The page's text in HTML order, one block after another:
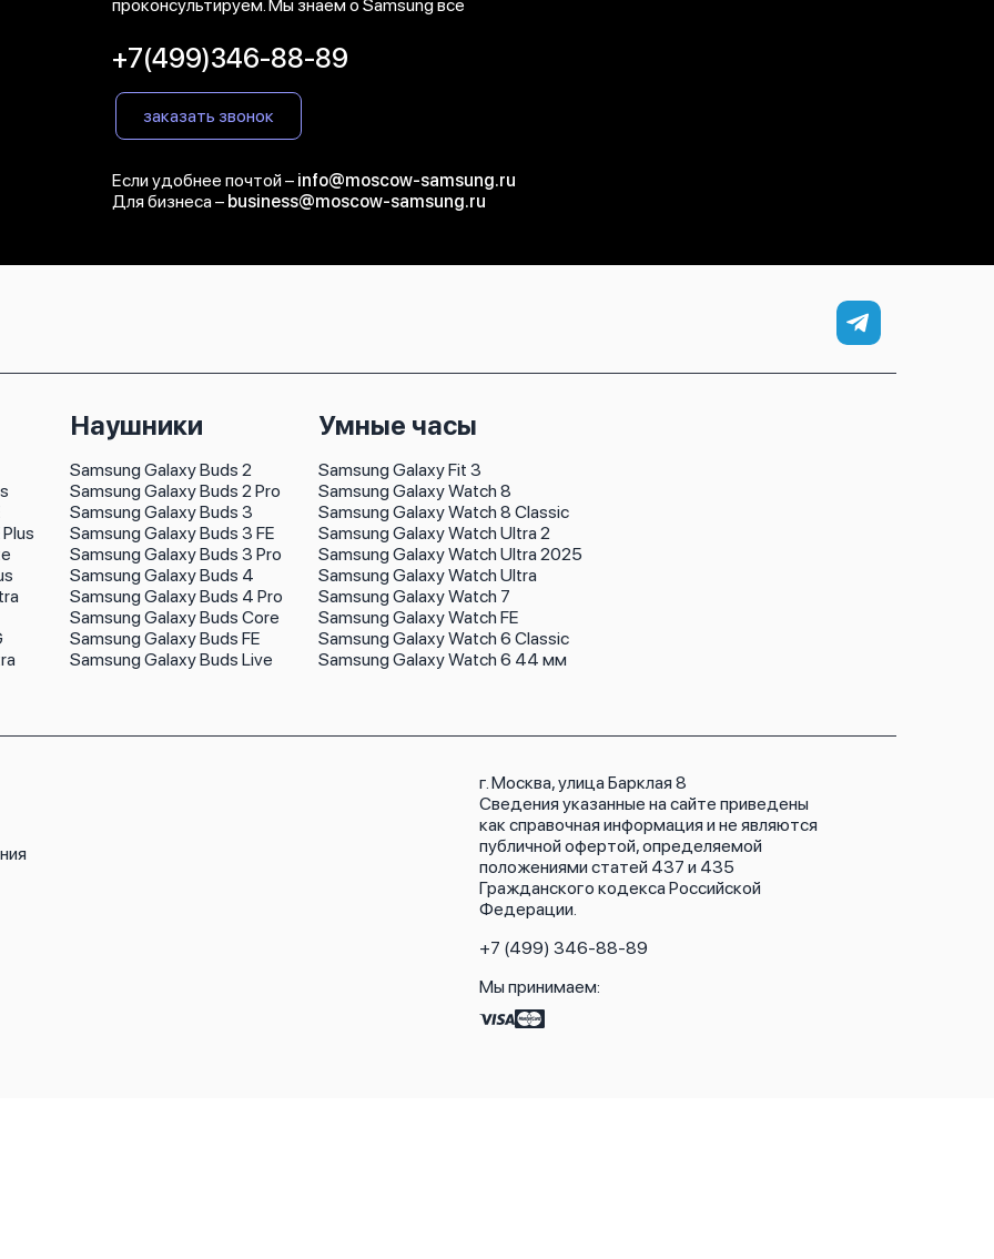
проконсультируем. Мы знаем о Samsung все
+7(499)346-88-89
заказать звонок
Если удобнее почтой – info@moscow-samsung.ru
Для бизнеса – business@moscow-samsung.ru
Наушники
Samsung Galaxy Buds 2
Samsung Galaxy Buds 2 Pro
Samsung Galaxy Buds 3
Samsung Galaxy Buds 3 FE
Samsung Galaxy Buds 3 Pro
Samsung Galaxy Buds 4
Samsung Galaxy Buds 4 Pro
Samsung Galaxy Buds Core
Samsung Galaxy Buds FE
Samsung Galaxy Buds Live
Умные часы
Samsung Galaxy Fit 3
Samsung Galaxy Watch 8
Samsung Galaxy Watch 8 Classic
Samsung Galaxy Watch Ultra 2
Samsung Galaxy Watch Ultra 2025
Samsung Galaxy Watch Ultra
Samsung Galaxy Watch 7
Samsung Galaxy Watch FE
Samsung Galaxy Watch 6 Classic
Samsung Galaxy Watch 6 44 мм
г. Москва, улица Барклая 8
Сведения указанные на сайте приведены
как справочная информация и не являются
публичной офертой, определяемой
положениями статей 437 и 435
Гражданского кодекса Российской
Федерации.
+7 (499) 346-88-89
Мы принимаем: